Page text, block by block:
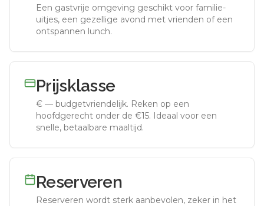
Een gastvrije omgeving geschikt voor familie-
uitjes, een gezellige avond met vrienden of een
ontspannen lunch.
Prijsklasse
€ — budgetvriendelijk. Reken op een
hoofdgerecht onder de €15. Ideaal voor een
snelle, betaalbare maaltijd.
Reserveren
Reserveren wordt sterk aanbevolen, zeker in het